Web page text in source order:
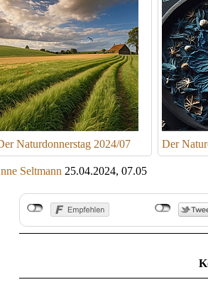
Naturdonnerstag 2024/07 Der
Seltmann 25.04.2024, 07.05